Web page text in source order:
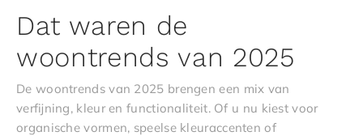
Dat waren de
woontrends van 2025
De woontrends van 2025 brengen een mix van
verfijning, kleur en functionaliteit. Of u nu kiest voor
organische vormen, speelse kleuraccenten of